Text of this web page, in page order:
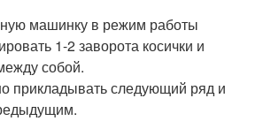
машинку в режим работы
1-2 заворота косички и
собой.
прикладывать следующий ряд и